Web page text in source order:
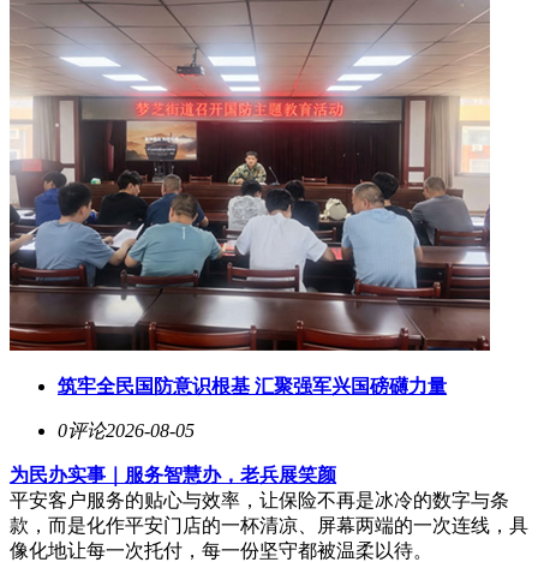
筑牢全民国防意识根基 汇聚强军兴国磅礴力量
0评论2026-08-05
为民办实事｜服务智慧办，老兵展笑颜
平安客户服务的贴心与效率，让保险不再是冰冷的数字与条
款，而是化作平安门店的一杯清凉、屏幕两端的一次连线，具
像化地让每一次托付，每一份坚守都被温柔以待。